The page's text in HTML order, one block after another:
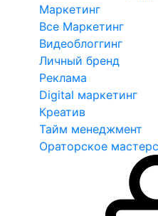
Маркетинг
Все Маркетинг
Видеоблоггинг
Личный бренд
Реклама
Digital маркетинг
Креатив
Тайм менеджмент
Ораторское